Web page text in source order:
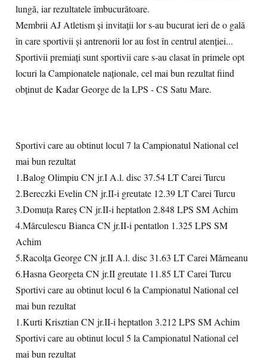
lungă, iar rezultatele îmbucurătoare.
Membrii AJ Atletism și invitații lor s-au bucurat ieri de o gală
în care sportivii și antrenorii lor au fost în centrul atenției...
Sportivii premiați sunt sportivii care s-au clasat în primele opt
locuri la Campionatele naționale, cel mai bun rezultat fiind
obținut de Kadar George de la LPS - CS Satu Mare.
Sportivi care au obtinut locul 7 la Campionatul National cel
mai bun rezultat
1.Balog Olimpiu CN jr.I A.l. disc 37.54 LT Carei Turcu
2.Bereczki Evelin CN jr.II-i greutate 12.39 LT Carei Turcu
3.Domuţa Rareş CN jr.II-i heptatlon 2.848 LPS SM Achim
4.Mărculescu Bianca CN jr.II-i pentatlon 1.325 LPS SM
Achim
5.Racolţa George CN jr.II A.l. disc 31.63 LT Carei Mărneanu
6.Hasna Georgeta CN jr.II greutate 11.85 LT Carei Turcu
Sportivi care au obtinut locul 6 la Campionatul National cel
mai bun rezultat
1.Kurti Krisztian CN jr.II-i heptatlon 3.212 LPS SM Achim
Sportivi care au obtinut locul 5 la Campionatul National cel
mai bun rezultat